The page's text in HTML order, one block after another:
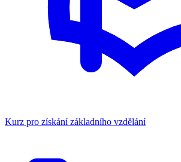
Kurz pro získání základního vzdělání